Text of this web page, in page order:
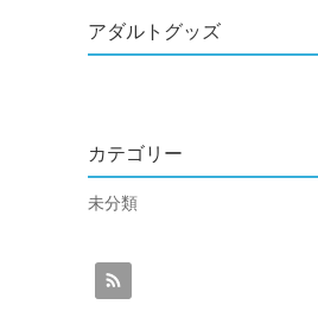
アダルトグッズ
カテゴリー
未分類